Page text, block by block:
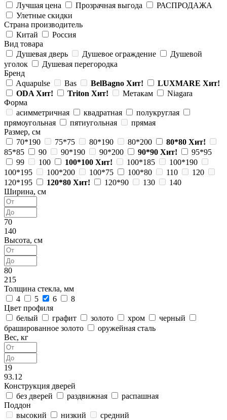
Лучшая цена
Прозрачная выгода
РАСПРОДАЖА
Улетные скидки
Страна производитель
Китай
Россия
Вид товара
Душевая дверь
Душевое ограждение
Душевой
уголок
Душевая перегородка
Бренд
Aquapulse
Bas BelBagno Хит! LUXMARE Хит!
ODA Хит! Triton Хит! Метакам
Niagara
Форма
асимметричная
квадратная
полукруглая
прямоугольная
пятиугольная
прямая
Размер, см
70*190
75*75 80*190 80*200 80*80 Хит!
85*85
90 90*190 90*200 90*90 Хит!
95*95
99
100 100*100 Хит! 100*185
100*190
100*195
100*200 100*75 100*80 110
120
120*195
120*80 Хит! 120*90 130
140
Ширина, см
70
140
Высота, см
80
215
Толщина стекла, мм
4
5 6
8
Цвет профиля
белый
графит золото хром
черный
брашированное золото
оружейная сталь
Вес, кг
19
93.12
Конструкция дверей
без дверей
раздвижная
распашная
Поддон
высокий
низкий
средний